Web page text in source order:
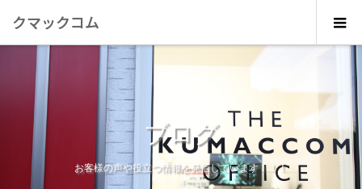
クマックコム
ブログ
お客様の声や役立つ情報を発信しています！！！